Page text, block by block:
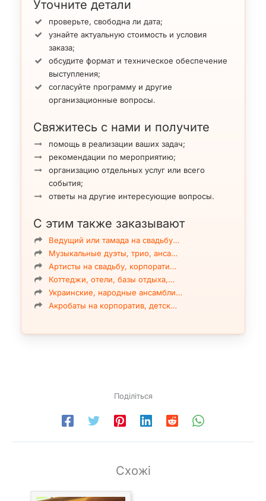
Уточните детали
проверьте, свободна ли дата;
узнайте актуальную стоимость и условия
заказа;
обсудите формат и техническое обеспечение
выступления;
согласуйте программу и другие
организационные вопросы.
Свяжитесь с нами и получите
помощь в реализации ваших задач;
рекомендации по мероприятию;
организацию отдельных услуг или всего
события;
ответы на другие интересующие вопросы.
С этим также заказывают
Ведущий или тамада на свадьбу…
Музыкальные дуэты, трио, анса…
Артисты на свадьбу, корпорати…
Коттеджи, отели, базы отдыха,…
Украинские, народные ансамбли…
Акробаты на корпоратив, детск…
Поділіться
Схожі